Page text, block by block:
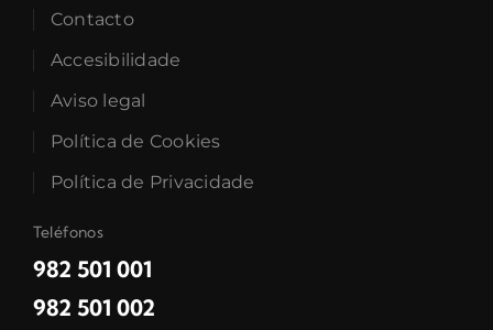
Contacto
Accesibilidade
Aviso legal
Política de Cookies
Política de Privacidade
Teléfonos
982 501 001
982 501 002